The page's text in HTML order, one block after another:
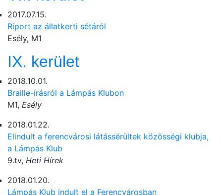
2017.07.15.
Riport az állatkerti sétáról
Esély, M1
IX. kerület
2018.10.01.
Braille-írásról a Lámpás Klubon
M1, Esély
2018.01.22.
Elindult a ferencvárosi látássérültek közösségi klubja,
a Lámpás Klub
9.tv, Heti Hírek
2018.01.20.
Lámpás Klub indult el a Ferencvárosban